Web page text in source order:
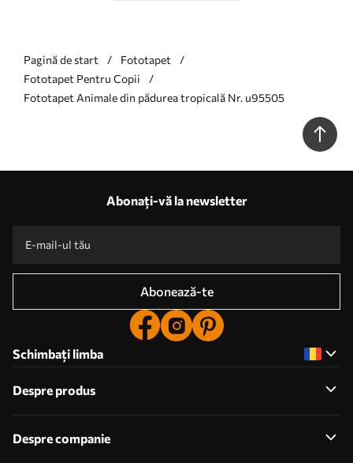
Pagină de start
Fototapet
Fototapet Pentru Copii
Fototapet Animale din pădurea tropicală Nr. u95505
Abonați-vă la newsletter
Abonează-te
Schimbați limba
Despre produs
Despre companie